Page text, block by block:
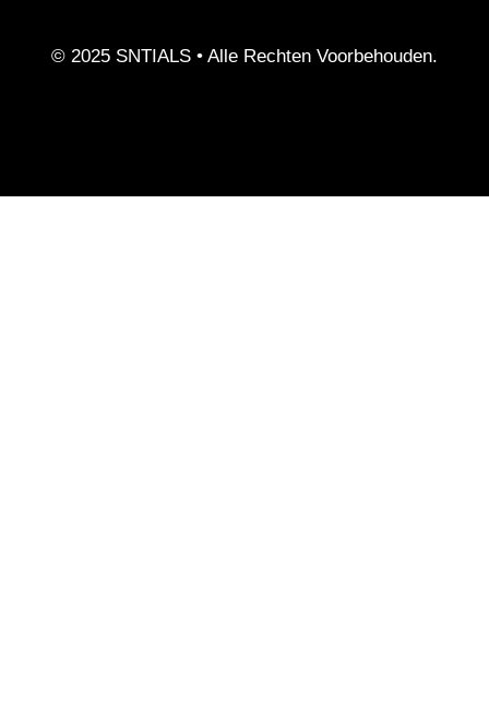
© 2025 SNTIALS • Alle Rechten Voorbehouden.